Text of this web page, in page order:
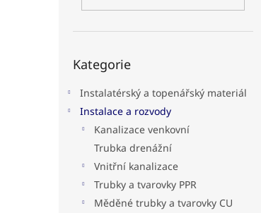
kategorie
Kategorie
Instalatérský a topenářský materiál
Instalace a rozvody
Kanalizace venkovní
Trubka drenážní
Vnitřní kanalizace
Trubky a tvarovky PPR
Měděné trubky a tvarovky CU